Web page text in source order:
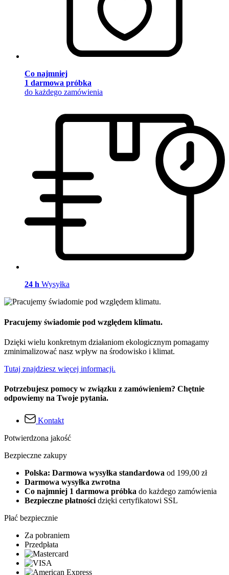
Co najmniej
1 darmowa próbka
do każdego zamówienia
24 h Wysyłka
Pracujemy świadomie pod względem klimatu.
Dzięki wielu konkretnym działaniom ekologicznym pomagamy
zminimalizować nasz wpływ na środowisko i klimat.
Tutaj znajdziesz więcej informacji.
Potrzebujesz pomocy w związku z zamówieniem? Chętnie
odpowiemy na Twoje pytania.
Kontakt
Potwierdzona jakość
Bezpieczne zakupy
Polska: Darmowa wysyłka standardowa od 199,00 zł
Darmowa wysyłka zwrotna
Co najmniej 1 darmowa próbka do każdego zamówienia
Bezpieczne płatności dzięki certyfikatowi SSL
Płać bezpiecznie
Za pobraniem
Przedpłata